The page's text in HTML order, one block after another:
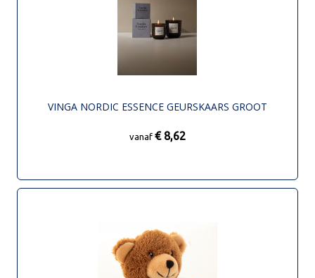
VINGA NORDIC ESSENCE GEURSKAARS GROOT
vanaf € 8,62